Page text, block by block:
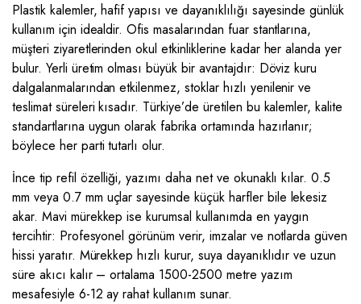
Plastik kalemler, hafif yapısı ve dayanıklılığı sayesinde günlük
kullanım için idealdir. Ofis masalarından fuar stantlarına,
müşteri ziyaretlerinden okul etkinliklerine kadar her alanda yer
bulur. Yerli üretim olması büyük bir avantajdır: Döviz kuru
dalgalanmalarından etkilenmez, stoklar hızlı yenilenir ve
teslimat süreleri kısadır. Türkiye’de üretilen bu kalemler, kalite
standartlarına uygun olarak fabrika ortamında hazırlanır;
böylece her parti tutarlı olur.
İnce tip refil özelliği, yazımı daha net ve okunaklı kılar. 0.5
mm veya 0.7 mm uçlar sayesinde küçük harfler bile lekesiz
akar. Mavi mürekkep ise kurumsal kullanımda en yaygın
tercihtir: Profesyonel görünüm verir, imzalar ve notlarda güven
hissi yaratır. Mürekkep hızlı kurur, suya dayanıklıdır ve uzun
süre akıcı kalır – ortalama 1500-2500 metre yazım
mesafesiyle 6-12 ay rahat kullanım sunar.